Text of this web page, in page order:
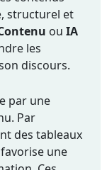
structurel et
ou IA
les
discours.
par une
Par
des tableaux
une